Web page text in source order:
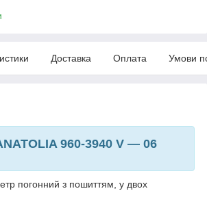
Доставка Оплата Умови
960-3940 V — 06
погонний з пошиттям, у двох